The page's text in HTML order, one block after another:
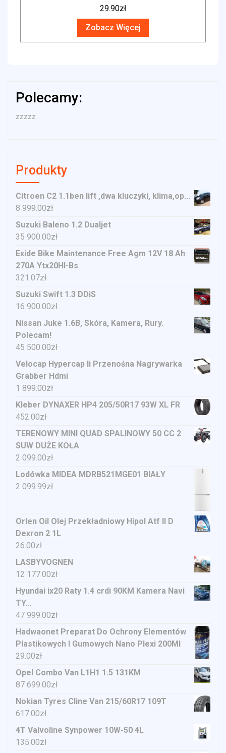
29.90zł
Zobacz Więcej
Polecamy:
zzzzz
Produkty
Citroen C2 1.1ben lift ,dwa kluczyki, klima,op...
8 999.00zł
Suzuki Baleno 1.2 Dualjet
35 900.00zł
Exide Bike Maintenance Free Agm 12V 18 Ah
270A Ytx20Hl-Bs
321.07zł
Suzuki Swift 1.3 DDiS
16 900.00zł
Nissan Juke 1.6B, Skóra, Kamera, Rury.
Polecam!
45 500.00zł
Velocap Hypercap Ii Przenośna Nagrywarka
Grabber Hdmi
1 899.00zł
Kleber DYNAXER HP4 205/50R17 93W XL FR
452.00zł
TERENOWY MINI QUAD SPALINOWY 50 CC 2
SUW DUŻE KOŁA
2 099.00zł
Lodówka MIDEA MDRB521MGE01 BIAŁY
2 099.99zł
Orlen Oil Olej Przekładniowy Hipol Atf II D
Dexron 2 1L
26.00zł
LASBYVOGNEN
12 177.00zł
Hyundai ix20 Raty 1.4 crdi 90KM Kamera Navi
TY...
47 999.00zł
Hadwaonet Preparat Do Ochrony Elementów
Plastikowych I Gumowych Nano Plexi 200Ml
29.00zł
Opel Combo Van L1H1 1.5 131KM
87 699.00zł
Nokian Tyres Cline Van 215/60R17 109T
617.00zł
4T Valvoline Synpower 10W-50 4L
135.00zł